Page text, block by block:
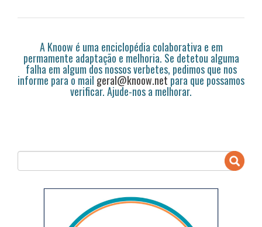
A Knoow é uma enciclopédia colaborativa e em
permamente adaptação e melhoria. Se detetou alguma
falha em algum dos nossos verbetes, pedimos que nos
informe para o mail geral@knoow.netpara que possamos
verificar. Ajude-nos a melhorar.